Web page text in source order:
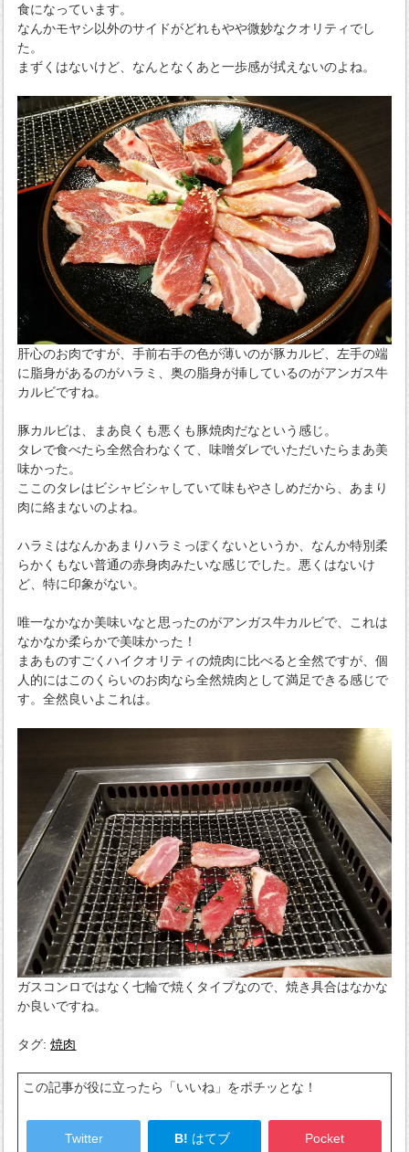
食になっています。
なんかモヤシ以外のサイドがどれもやや微妙なクオリティでし
た。
まずくはないけど、なんとなくあと一歩感が拭えないのよね。
肝心のお肉ですが、手前右手の色が薄いのが豚カルビ、左手の端
に脂身があるのがハラミ、奥の脂身が挿しているのがアンガス牛
カルビですね。
豚カルビは、まあ良くも悪くも豚焼肉だなという感じ。
タレで食べたら全然合わなくて、味噌ダレでいただいたらまあ美
味かった。
ここのタレはビシャビシャしていて味もやさしめだから、あまり
肉に絡まないのよね。
ハラミはなんかあまりハラミっぽくないというか、なんか特別柔
らかくもない普通の赤身肉みたいな感じでした。悪くはないけ
ど、特に印象がない。
唯一なかなか美味いなと思ったのがアンガス牛カルビで、これは
なかなか柔らかで美味かった！
まあものすごくハイクオリティの焼肉に比べると全然ですが、個
人的にはこのくらいのお肉なら全然焼肉として満足できる感じで
す。全然良いよこれは。
ガスコンロではなく七輪で焼くタイプなので、焼き具合はなかな
か良いですね。
タグ:焼肉
この記事が役に立ったら「いいね」をポチッとな！
Twitter B! はてブ Pocket